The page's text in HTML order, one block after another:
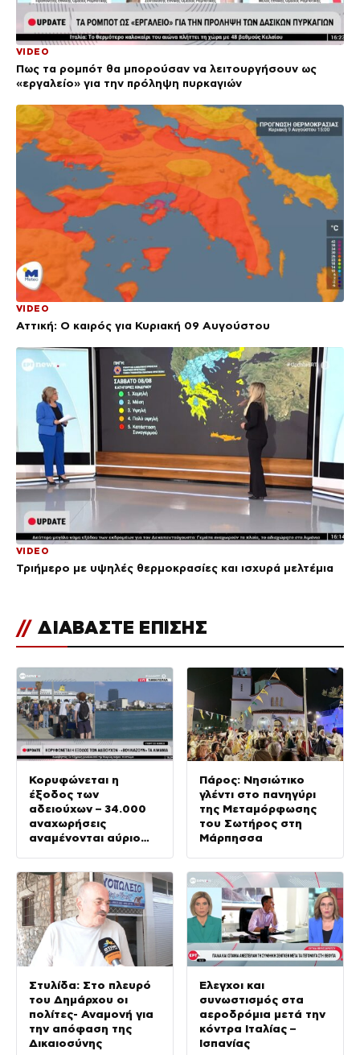
VIDEO
Πως τα ρομπότ θα μπορούσαν να λειτουργήσουν ως
«εργαλείο» για την πρόληψη πυρκαγιών
VIDEO
Αττική: Ο καιρός για Κυριακή 09 Αυγούστου
VIDEO
Τριήμερο με υψηλές θερμοκρασίες και ισχυρά μελτέμια
// ΔΙΑΒΑΣΤΕ ΕΠΙΣΗΣ
Κορυφώνεται η
έξοδος των
αδειούχων – 34.000
αναχωρήσεις
αναμένονται αύριο
Πάρος: Νησιώτικο
γλέντι στο πανηγύρι
της Μεταμόρφωσης
του Σωτήρος στη
Μάρπησσα
Στυλίδα: Στο πλευρό
του Δημάρχου οι
πολίτες- Αναμονή για
την απόφαση της
Δικαιοσύνης
Έλεγχοι και
συνωστισμός στα
αεροδρόμια μετά την
κόντρα Ιταλίας –
Ισπανίας